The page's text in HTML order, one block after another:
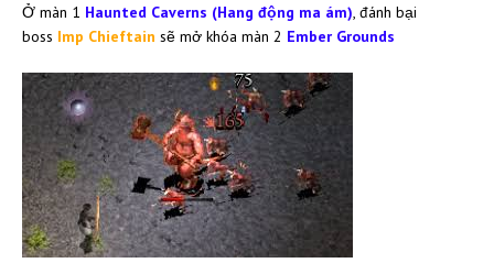
Ở màn 1 Haunted Caverns (Hang động ma ám) , đánh bại
boss Imp Chieftain sẽ mở khóa màn 2 Ember Grounds